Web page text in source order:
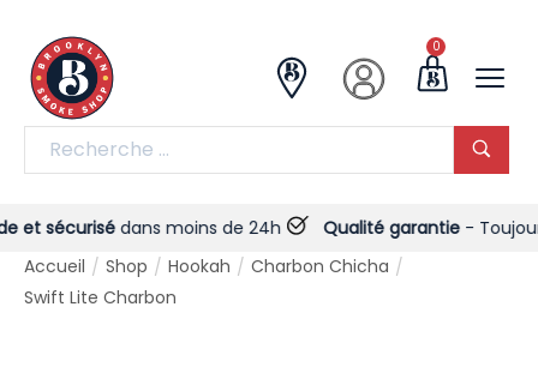
0
sécurisédans moins de 24h Qualité garantie- Toujours !
Accueil / Shop / Hookah / Charbon Chicha /
Swift Lite Charbon